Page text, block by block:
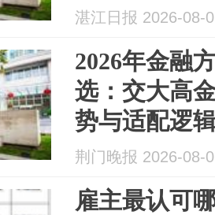
湛江日报 2026-08-
2026年金融
选：交大高
势与适配逻
荆门晚报 2026-08-
雇主最认可